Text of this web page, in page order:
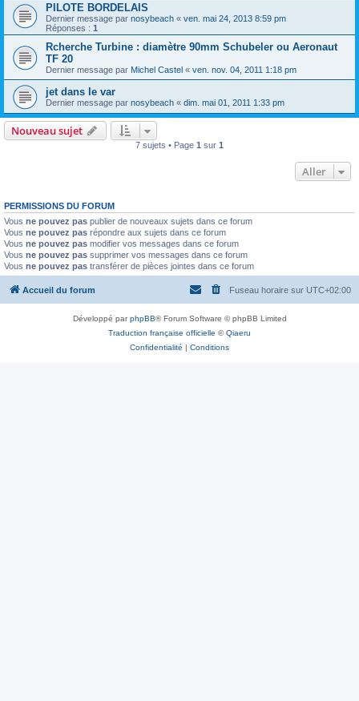
PILOTE BORDELAIS
Dernier message par nosybeach « ven. mai 24, 2013 8:59 pm
Réponses : 1
Rcherche Turbine : diamètre 90mm Schubeler ou Aeronaut
TF 20
Dernier message par Michel Castel « ven. nov. 04, 2011 1:18 pm
jet dans le var
Dernier message par nosybeach « dim. mai 01, 2011 1:33 pm
Nouveau sujet
7 sujets • Page 1 sur 1
Aller
PERMISSIONS DU FORUM
Vous ne pouvez pas publier de nouveaux sujets dans ce forum
Vous ne pouvez pas répondre aux sujets dans ce forum
Vous ne pouvez pas modifier vos messages dans ce forum
Vous ne pouvez pas supprimer vos messages dans ce forum
Vous ne pouvez pas transférer de pièces jointes dans ce forum
Accueil du forum Fuseau horaire sur UTC+02:00
Développé parphpBB® Forum Software © phpBB Limited
Traduction française officielle ©Qiaeru
Confidentialité | Conditions